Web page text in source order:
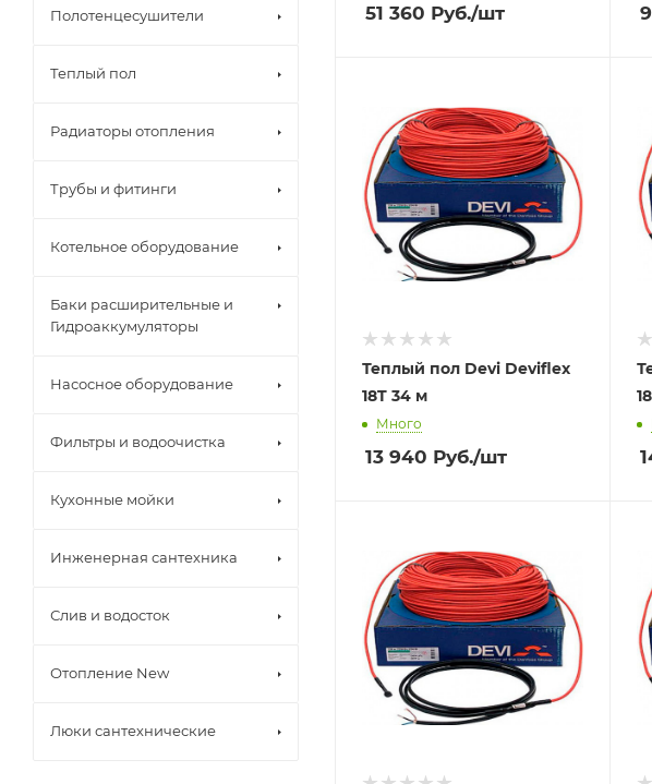
51 360 Руб./шт
Теплый пол Devi Deviflex
18T 34 м
Много
13 940 Руб./шт
Полотенцесушители
Теплый пол
Радиаторы отопления
Трубы и фитинги
Котельное оборудование
Баки расширительные и
Гидроаккумуляторы
Насосное оборудование
Фильтры и водоочистка
Кухонные мойки
Инженерная сантехника
Слив и водосток
Отопление New
Люки сантехнические